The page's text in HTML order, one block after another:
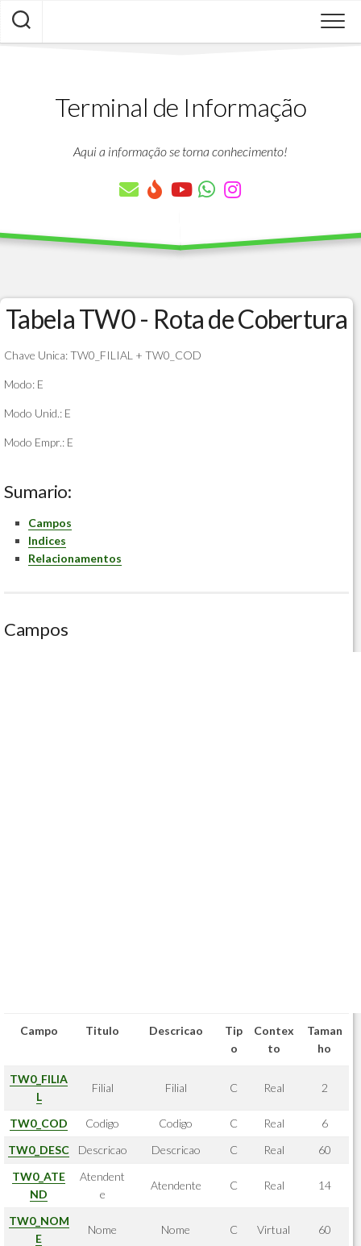
Skip
content
Terminal de Informação
Aqui a informação se torna conhecimento!
Tabela TW0 - Rota de Cobertura
Chave Unica: TW0_FILIAL + TW0_COD
Modo: E
Modo Unid.: E
Modo Empr.: E
Sumario:
Campos
Indices
Relacionamentos
Campos
Campo Titulo Descricao
Tip
o
Contex
to
Taman
ho
TW0_FILIA
L
Filial Filial C Real 2
TW0_COD Codigo Codigo C Real
6
TW0_DESC
Descricao Descricao C Real
60
TW0_ATE
ND
Atendent
e
Atendente C Real 14
TW0_NOM
E
Nome Nome C Virtual 60